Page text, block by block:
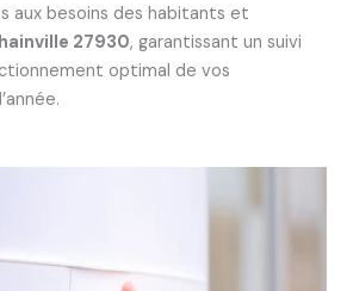
aux besoins des habitants et
27930, garantissant un suivi
optimal de vos